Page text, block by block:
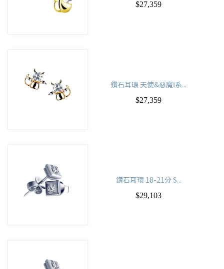
$27,359
鑽石耳環 天使&惡魔Ⅰ系...
$27,359
鑽石耳環 18-21分 S...
$29,103